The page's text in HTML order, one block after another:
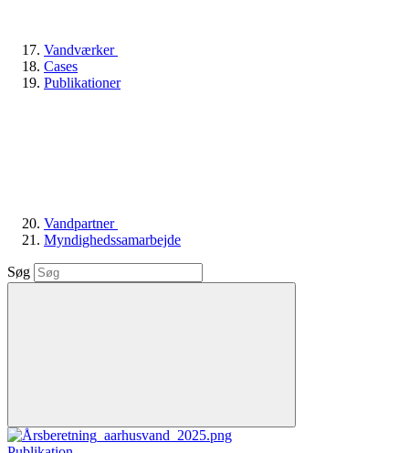
Vandværker
Cases
Publikationer
Vandpartner
Myndighedssamarbejde
Søg